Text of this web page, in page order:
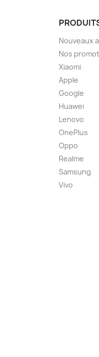
Nouveaux
Nos
Xiaomi
Apple
Google
Huawei
Lenovo
OnePlus
Oppo
Realme
Samsung
Vivo